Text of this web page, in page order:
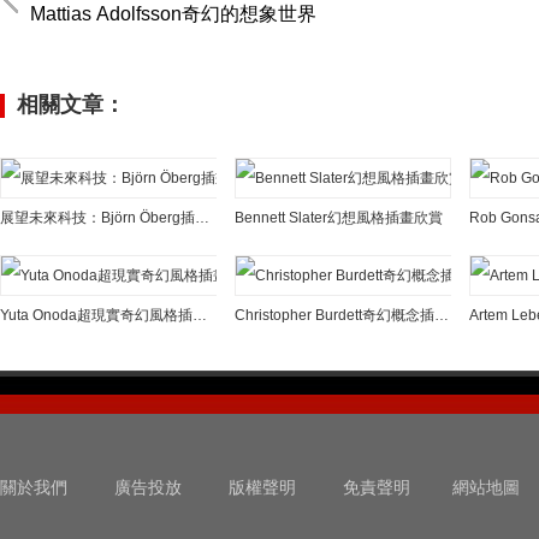
Mattias Adolfsson奇幻的想象世界
相關文章：
展望未來科技：Björn Öberg插畫欣賞 Bennett Slater幻想風格插畫欣賞
Yuta Onoda超現實奇幻風格插畫欣賞 Christopher Burdett奇幻概念插畫欣賞 Artem
關於我們 廣告投放 版權聲明 免責聲明 網站地圖